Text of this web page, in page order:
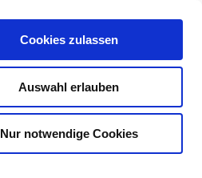
Cookies zulassen
Auswahl erlauben
Nur notwendige Cookies